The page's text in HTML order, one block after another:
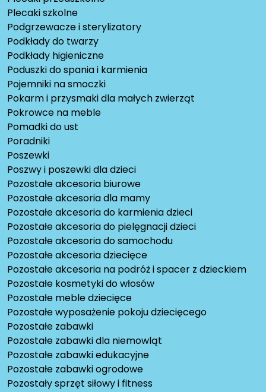
Plecaki szkolne
Podgrzewacze i sterylizatory
Podkłady do twarzy
Podkłady higieniczne
Poduszki do spania i karmienia
Pojemniki na smoczki
Pokarm i przysmaki dla małych zwierząt
Pokrowce na meble
Pomadki do ust
Poradniki
Poszewki
Poszwy i poszewki dla dzieci
Pozostałe akcesoria biurowe
Pozostałe akcesoria dla mamy
Pozostałe akcesoria do karmienia dzieci
Pozostałe akcesoria do pielęgnacji dzieci
Pozostałe akcesoria do samochodu
Pozostałe akcesoria dziecięce
Pozostałe akcesoria na podróż i spacer z dzieckiem
Pozostałe kosmetyki do włosów
Pozostałe meble dziecięce
Pozostałe wyposażenie pokoju dziecięcego
Pozostałe zabawki
Pozostałe zabawki dla niemowląt
Pozostałe zabawki edukacyjne
Pozostałe zabawki ogrodowe
Pozostały sprzęt siłowy i fitness